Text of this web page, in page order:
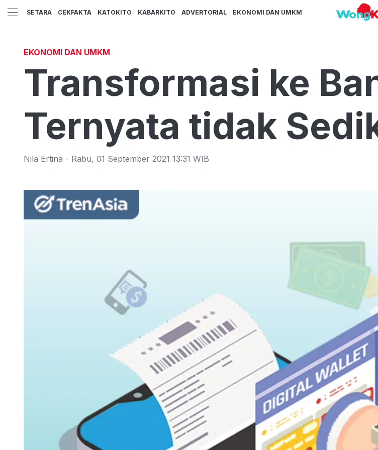
SETARA CEKFAKTA KATOKITO KABARKITO ADVERTORIAL EKONOMI DAN UMKM
EKONOMI DAN UMKM
Transformasi ke
Ternyata tidak
Nila Ertina - Rabu, 01 September 2021 13:31 WIB